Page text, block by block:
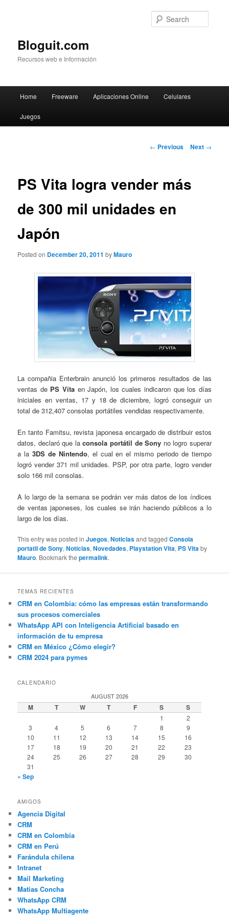
Bloguit.com
Recursos web e Información
Skip
to
Home Freeware Aplicaciones Online Celulares
Juegos
Post
← Previous Next →
PS Vita logra vender más
de 300 mil unidades en
Japón
Posted on December 20, 2011 byMauro
La compañia Enterbrain anunció los primeros resultados de las
ventas de PS Vitaen Japón, los cuales indicaron que los días
iniciales en ventas, 17 y 18 de diciembre, logró conseguir un
total de 312,407 consolas portátiles vendidas respectivamente.
En tanto Famitsu, revista japonesa encargado de distribuir estos
datos, declaró que laconsola portátil de Sony no logro superar
a la 3DS de Nintendo, el cual en el mismo periodo de tiempo
logró vender 371 mil unidades. PSP, por otra parte, logro vender
solo 166 mil consolas.
A lo largo de la semana se podrán ver más datos de los índices
de ventas japoneses, los cuales se irán haciendo públicos a lo
largo de los días.
This entry was posted inJuegos,Noticiasand taggedConsola
portatil de Sony,Noticias,Novedades, Playstation Vita, PS Vitaby
Mauro. Bookmark thepermalink.
TEMAS RECIENTES
CRM en Colombia: cómo las empresas están transformando
sus procesos comerciales
WhatsApp API con Inteligencia Artificial basado en
información de tu empresa
CRM en México ¿Cómo elegir?
CRM 2024 para pymes
CALENDARIO
AUGUST 2026
M T W T F S S
1
2
3
4 5 6 7 8
9
10
11 12 13 14 15
16
17
18 19 20 21 22
23
24
25 26 27 28 29
30
31
« Sep
AMIGOS
Agencia Digital
CRM
CRM en Colombia
CRM en Perú
Farándula chilena
Intranet
Mail Marketing
Matias Concha
WhatsApp CRM
WhatsApp Multiagente